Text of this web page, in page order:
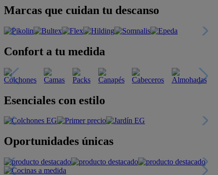
Marcas que cuidan tu descanso
Confort a tu medida
Esenciales con estilo
Oportunidades únicas